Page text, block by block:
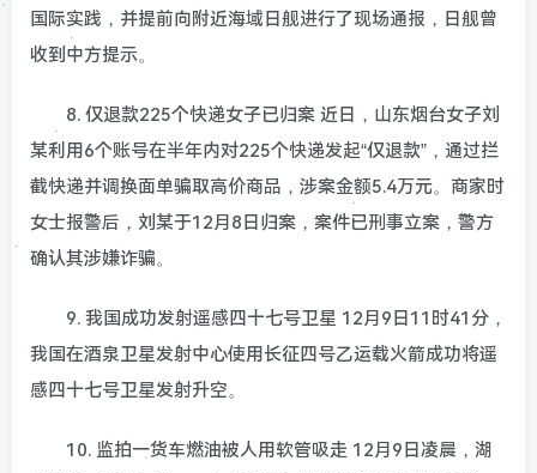
国际实践，并提前向附近海域日舰进行了现场通报，日舰曾
收到中方提示。
8. 仅退款225个快递女子已归案 近日，山东烟台女子刘
某利用6个账号在半年内对225个快递发起“仅退款”，通过拦
截快递并调换面单骗取高价商品，涉案金额5.4万元。商家时
女士报警后，刘某于12月8日归案，案件已刑事立案，警方
确认其涉嫌诈骗。
9. 我国成功发射遥感四十七号卫星 12月9日11时41分，
我国在酒泉卫星发射中心使用长征四号乙运载火箭成功将遥
感四十七号卫星发射升空。
10. 监拍一货车燃油被人用软管吸走 12月9日凌晨，湖